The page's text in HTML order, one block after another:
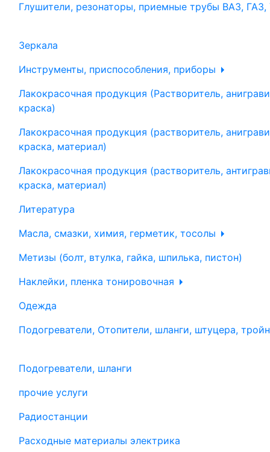
Глушители, резонаторы, приемные трубы ВАЗ, ГАЗ,
Зеркала
Инструменты, приспособления, приборы
Лакокрасочная продукция (Растворитель,
краска)
Лакокрасочная продукция (растворитель,
краска, материал)
Лакокрасочная продукция (растворитель,
краска, материал)
Литература
Масла, смазки, химия, герметик, тосолы
Метизы (болт, втулка, гайка, шпилька, пистон)
Наклейки, пленка тонировочная
Одежда
Подогреватели, Отопители, шланги, штуцера,
Подогреватели, шланги
прочие услуги
Радиостанции
Расходные материалы электрика